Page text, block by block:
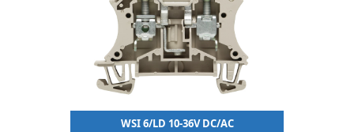
WSI 6/LD 10-36V DC/AC